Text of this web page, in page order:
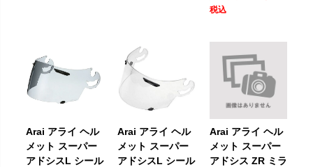
税込
Arai アライ ヘル
メット スーパー
アドシスL シール
Arai アライ ヘル
メット スーパー
アドシスL シール
Arai アライ ヘル
メット スーパー
アドシス ZR ミラ